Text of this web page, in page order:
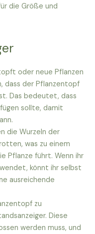
die Größe und
oder neue Pflanzen
dass der Pflanzentopf
Das bedeutet, dass
sollte, damit
die Wurzeln der
was zu einem
Pflanze führt. Wenn ihr
könnt ihr selbst
ausreichende
zu
Diese
werden muss, und